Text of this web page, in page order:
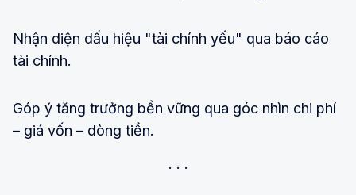
Nhận diện dấu hiệu "tài chính yếu" qua báo cáo
tài chính.
Góp ý tăng trưởng bền vững qua góc nhìn chi phí
– giá vốn – dòng tiền.